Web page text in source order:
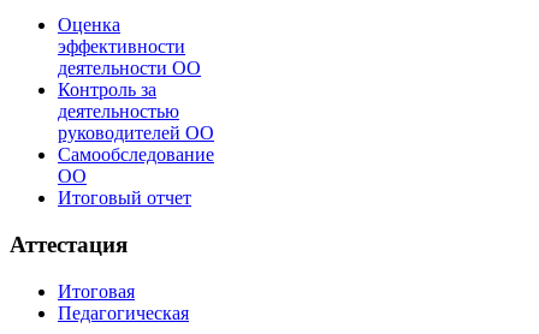
Оценка
эффективности
деятельности ОО
Контроль за
деятельностью
руководителей ОО
Самообследование
ОО
Итоговый отчет
Аттестация
Итоговая
Педагогическая